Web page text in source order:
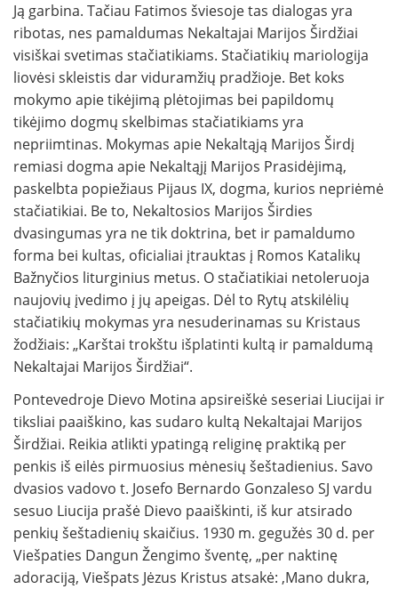
Ją garbina. Tačiau Fatimos šviesoje tas dialogas yra
ribotas, nes pamaldumas Nekaltajai Marijos Širdžiai
visiškai svetimas stačiatikiams. Stačiatikių mariologija
liovėsi skleistis dar viduramžių pradžioje. Bet koks
mokymo apie tikėjimą plėtojimas bei papildomų
tikėjimo dogmų skelbimas stačiatikiams yra
nepriimtinas. Mokymas apie Nekaltąją Marijos Širdį
remiasi dogma apie Nekaltąjį Marijos Prasidėjimą,
paskelbta popiežiaus Pijaus IX, dogma, kurios nepriėmė
stačiatikiai. Be to, Nekaltosios Marijos Širdies
dvasingumas yra ne tik doktrina, bet ir pamaldumo
forma bei kultas, oficialiai įtrauktas į Romos Katalikų
Bažnyčios liturginius metus. O stačiatikiai netoleruoja
naujovių įvedimo į jų apeigas. Dėl to Rytų atskilėlių
stačiatikių mokymas yra nesuderinamas su Kristaus
žodžiais: „Karštai trokštu išplatinti kultą ir pamaldumą
Nekaltajai Marijos Širdžiai“.
Pontevedroje Dievo Motina apsireiškė seseriai Liucijai ir
tiksliai paaiškino, kas sudaro kultą Nekaltajai Marijos
Širdžiai. Reikia atlikti ypatingą religinę praktiką per
penkis iš eilės pirmuosius mėnesių šeštadienius. Savo
dvasios vadovo t. Josefo Bernardo Gonzaleso SJ vardu
sesuo Liucija prašė Dievo paaiškinti, iš kur atsirado
penkių šeštadienių skaičius. 1930 m. gegužės 30 d. per
Viešpaties Dangun Žengimo šventę, „per naktinę
adoraciją, Viešpats Jėzus Kristus atsakė: ‚Mano dukra,